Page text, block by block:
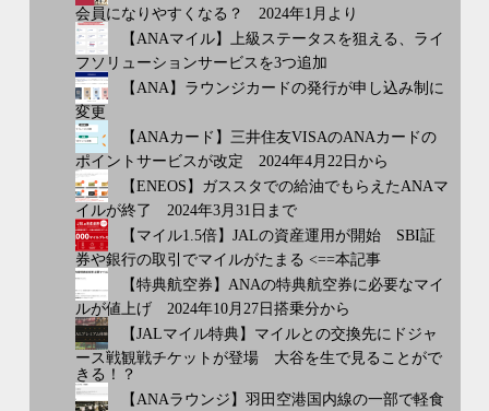
会員になりやすくなる？ 2024年1月より
【ANAマイル】上級ステータスを狙える、ライ
フソリューションサービスを3つ追加
【ANA】ラウンジカードの発行が申し込み制に
変更
【ANAカード】三井住友VISAのANAカードの
ポイントサービスが改定 2024年4月22日から
【ENEOS】ガススタでの給油でもらえたANAマ
イルが終了 2024年3月31日まで
【マイル1.5倍】JALの資産運用が開始 SBI証
券や銀行の取引でマイルがたまる <==本記事
【特典航空券】ANAの特典航空券に必要なマイ
ルが値上げ 2024年10月27日搭乗分から
【JALマイル特典】マイルとの交換先にドジャ
ース戦観戦チケットが登場 大谷を生で見ることがで
きる！？
【ANAラウンジ】羽田空港国内線の一部で軽食